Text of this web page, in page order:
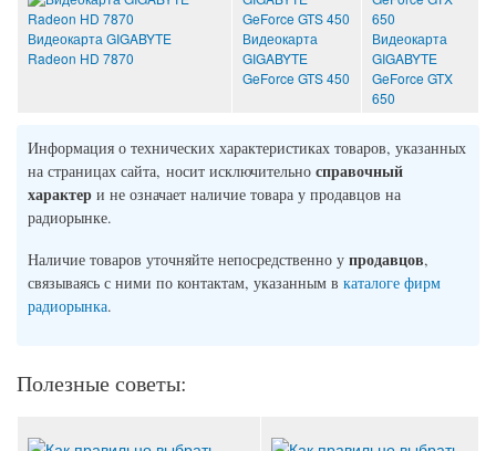
Видеокарта GIGABYTE
Radeon HD 7870
Видеокарта
GIGABYTE
GeForce GTS 450
Видеокарта
GIGABYTE
GeForce GTX
650
Информация о технических характеристиках товаров, указанных
на страницах сайта, носит исключительно справочный
характер и не означает наличие товара у продавцов на
радиорынке.
Наличие товаров уточняйте непосредственно у продавцов,
связываясь с ними по контактам, указанным в каталоге фирм
радиорынка.
Полезные советы: